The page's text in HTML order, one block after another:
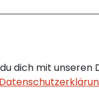
dich mit